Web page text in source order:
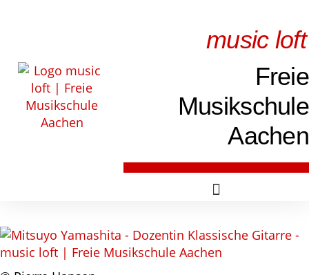
music loft
Freie
Musikschule
Aachen